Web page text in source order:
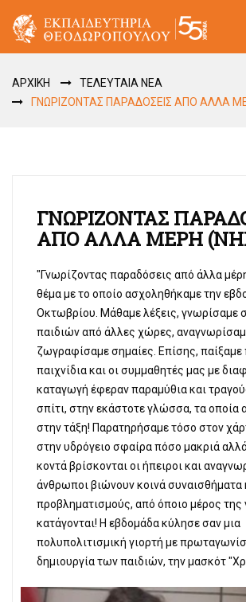
ΑΡΧΙΚΗ
ΤΕΛΕΥΤΑΙΑ ΝΕΑ
ΓΝΩΡΙΖΟΝΤΑΣ ΠΑΡΑΔΟΣΕΙΣ ΑΠΟ ΑΛΛΑ
ΓΝΩΡΙΖΟΝΤΑΣ
ΑΠΟ ΑΛΛΑ ΜΕΡΗ
"Γνωρίζοντας παραδόσεις από άλλα
θέμα με το οποίο ασχοληθήκαμε την
Οκτωβρίου. Μάθαμε λέξεις, γνωρίσαμε
παιδιών από άλλες χώρες,
ζωγραφίσαμε σημαίες. Επίσης,
παιχνίδια και οι συμμαθητές μας με
καταγωγή έφεραν παραμύθια και
σπίτι, στην εκάστοτε γλώσσα, τα οποία
στην τάξη! Παρατηρήσαμε τόσο στον
στην υδρόγειο σφαίρα πόσο μακριά
κοντά βρίσκονται οι ήπειροι και
άνθρωποι βιώνουν κοινά συναισθήματα
προβληματισμούς, από όποιο μέρος της
κατάγονται! Η εβδομάδα κύλησε σαν μια
πολυπολιτισμική γιορτή με
δημιουργία των παιδιών, την μασκότ